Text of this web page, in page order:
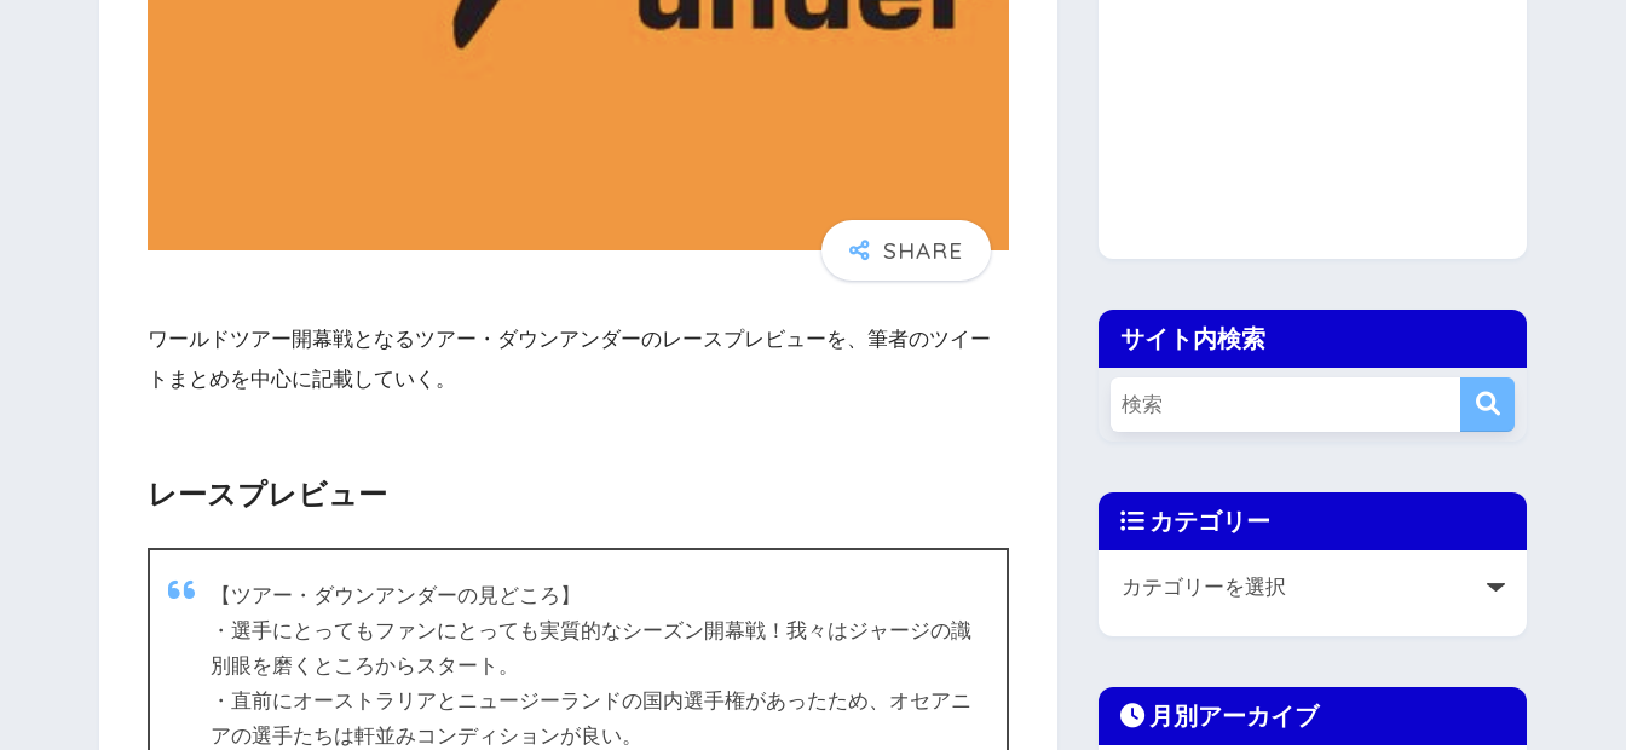
ワールドツアー開幕戦となるツアー・ダウンアンダーのレースプレビューを、筆者のツイー
トまとめを中心に記載していく。
レースプレビュー
【ツアー・ダウンアンダーの見どころ】
・選手にとってもファンにとっても実質的なシーズン開幕戦！我々はジャージの識
別眼を磨くところからスタート。
・直前にオーストラリアとニュージーランドの国内選手権があったため、オセアニ
アの選手たちは軒並みコンディションが良い。
サイト内検索
カテゴリー
月別アーカイブ